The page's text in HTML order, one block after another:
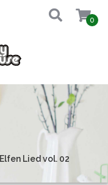
0
Elfen Lied vol. 02